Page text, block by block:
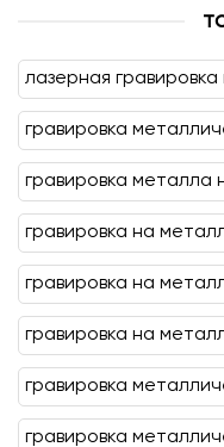
лазерная
гравировка
гравировка металла
гравировка на
гравировка на
гравировка на
гравировка
гравировка